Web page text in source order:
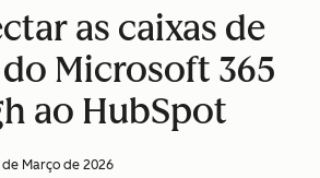
as caixas de
Microsoft 365
ao HubSpot
de Março de 2026